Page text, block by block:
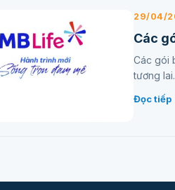
29/04/
Các
Các gói
tương
Đọc tiếp